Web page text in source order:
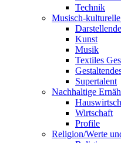
Technik
Musisch-
Kunst
Musik
Textiles
Supertalent
Nachhaltige
Wirtschaft
Profile
Religion/Werte